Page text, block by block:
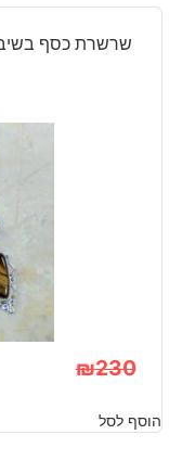
שרשרת כסף
₪230
המקורי
הנוכחי
הוסף לסל